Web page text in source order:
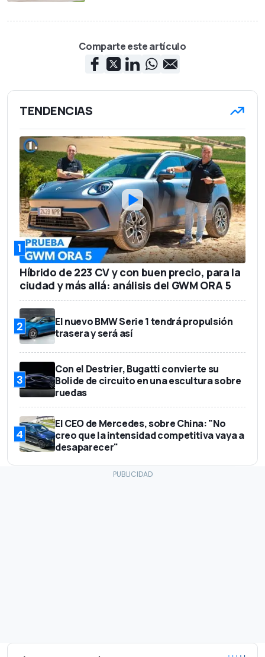
Comparte este artículo
TENDENCIAS
1
Híbrido de 223 CV y con buen precio, para la
ciudad y más allá: análisis del GWM ORA 5
2
El nuevo BMW Serie 1 tendrá propulsión
trasera y será así
3
Con el Destrier, Bugatti convierte su
Bolide de circuito en una escultura sobre
ruedas
4
El CEO de Mercedes, sobre China: "No
creo que la intensidad competitiva vaya a
desaparecer"